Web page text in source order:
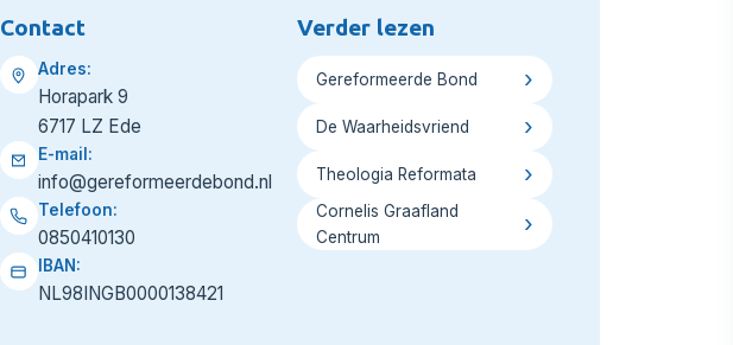
Contact
Adres:
Horapark 9
6717 LZ Ede
E-mail:
info@gereformeerdebond.nl
Telefoon:
0850410130
IBAN:
NL98INGB0000138421
Verder lezen
Gereformeerde Bond
De Waarheidsvriend
Theologia Reformata
Cornelis Graafland
Centrum